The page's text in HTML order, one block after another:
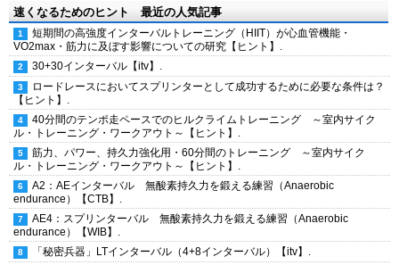
速くなるためのヒント 最近の人気記事
短期間の高強度インターバルトレーニング（HIIT）が心血管機能・
VO2max・筋力に及ぼす影響についての研究【ヒント】.
30+30インターバル【itv】.
ロードレースにおいてスプリンターとして成功するために必要な条件は？
【ヒント】.
40分間のテンポ走ペースでのヒルクライムトレーニング ～室内サイク
ル・トレーニング・ワークアウト～【ヒント】.
筋力、パワー、持久力強化用・60分間のトレーニング ～室内サイク
ル・トレーニング・ワークアウト～【ヒント】.
A2：AEインターバル 無酸素持久力を鍛える練習（Anaerobic
endurance）【CTB】.
AE4：スプリンターバル 無酸素持久力を鍛える練習（Anaerobic
endurance）【WIB】.
「秘密兵器」LTインターバル（4+8インターバル）【itv】.